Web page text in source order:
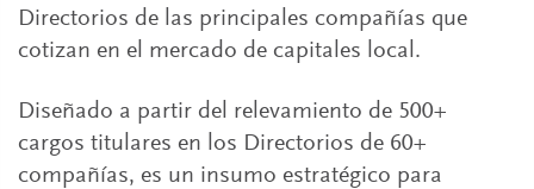
Directorios de las principales compañías que
cotizan en el mercado de capitales local.
Diseñado a partir del relevamiento de 500+
cargos titulares en los Directorios de 60+
compañías, es un insumo estratégico para